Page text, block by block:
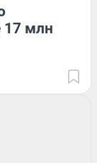
17 млн